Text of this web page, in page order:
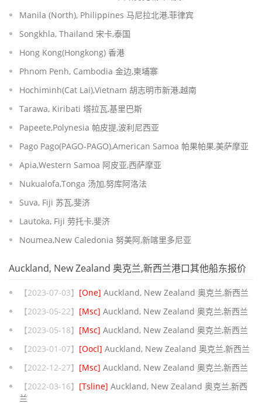
Manila (North), Philippines 马尼拉北港,菲律宾
Songkhla, Thailand 宋卡,泰国
Hong Kong(Hongkong) 香港
Phnom Penh, Cambodia 金边,柬埔寨
Hochiminh(Cat Lai),Vietnam 胡志明市新港,越南
Tarawa, Kiribati 塔拉瓦,基里巴斯
Papeete,Polynesia 帕皮提,波利尼西亚
Pago Pago(PAGO-PAGO),American Samoa 帕果帕果,美萨摩亚
Apia,Western Samoa 阿皮亚,西萨摩亚
Nukualofa,Tonga 汤加,努库阿洛法
Suva, Fiji 苏瓦,斐济
Lautoka, Fiji 劳托卡,斐济
Noumea,New Caledonia 努美阿,新喀里多尼亚
Auckland, New Zealand 奥克兰,新西兰港口其他船东报价
【2023-07-03】 [One] Auckland, New Zealand 奥克兰,新西兰
【2023-05-22】 [Msc] Auckland, New Zealand 奥克兰,新西兰
【2023-05-18】 [Msc] Auckland, New Zealand 奥克兰,新西兰
【2023-01-07】 [Oocl] Auckland, New Zealand 奥克兰,新西兰
【2022-12-27】 [Msc] Auckland, New Zealand 奥克兰,新西兰
【2022-03-16】 [Tsline] Auckland, New Zealand 奥克兰,新西
兰